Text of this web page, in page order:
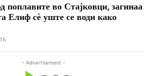
поплавите во Стајковци, загинаа
Елиф сѐ уште се води како
- Advertisement -